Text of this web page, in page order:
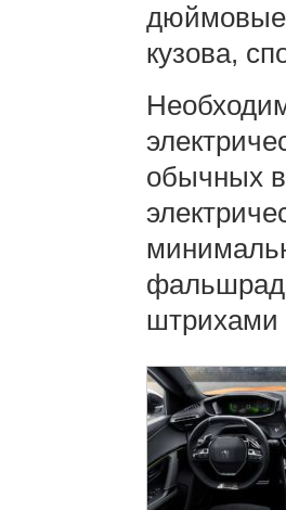
дюймовые
кузова,
обычных
штрихами